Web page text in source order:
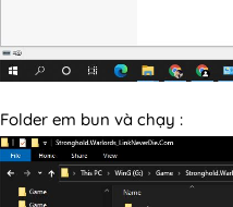
Folder em bun và chạy :